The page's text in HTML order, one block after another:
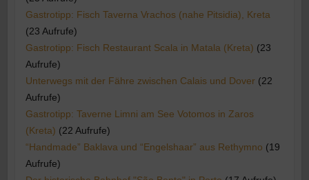
Gastrotipp: Fisch Taverna Vrachos (nahe Pitsidia), Kreta
(23 Aufrufe)
Gastrotipp: Fisch Restaurant Scala in Matala (Kreta) (23
Aufrufe)
Unterwegs mit der Fähre zwischen Calais und Dover (22
Aufrufe)
Gastrotipp: Taverne Limni am See Votomos in Zaros
(Kreta) (22 Aufrufe)
“Handmade” Baklava und “Engelshaar” aus Rethymno (19
Aufrufe)